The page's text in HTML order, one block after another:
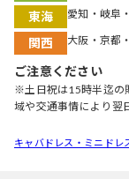
東海 愛知・岐阜
関西 大阪・京都
ご注意ください
※土日祝は15時半迄の
域や交通事情により翌
キャバドレス・ミニド